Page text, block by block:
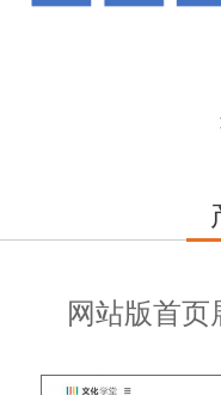
网站版首页